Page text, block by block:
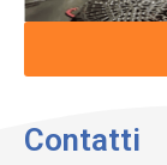
Contatti